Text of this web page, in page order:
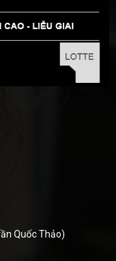
Quốc Thảo)